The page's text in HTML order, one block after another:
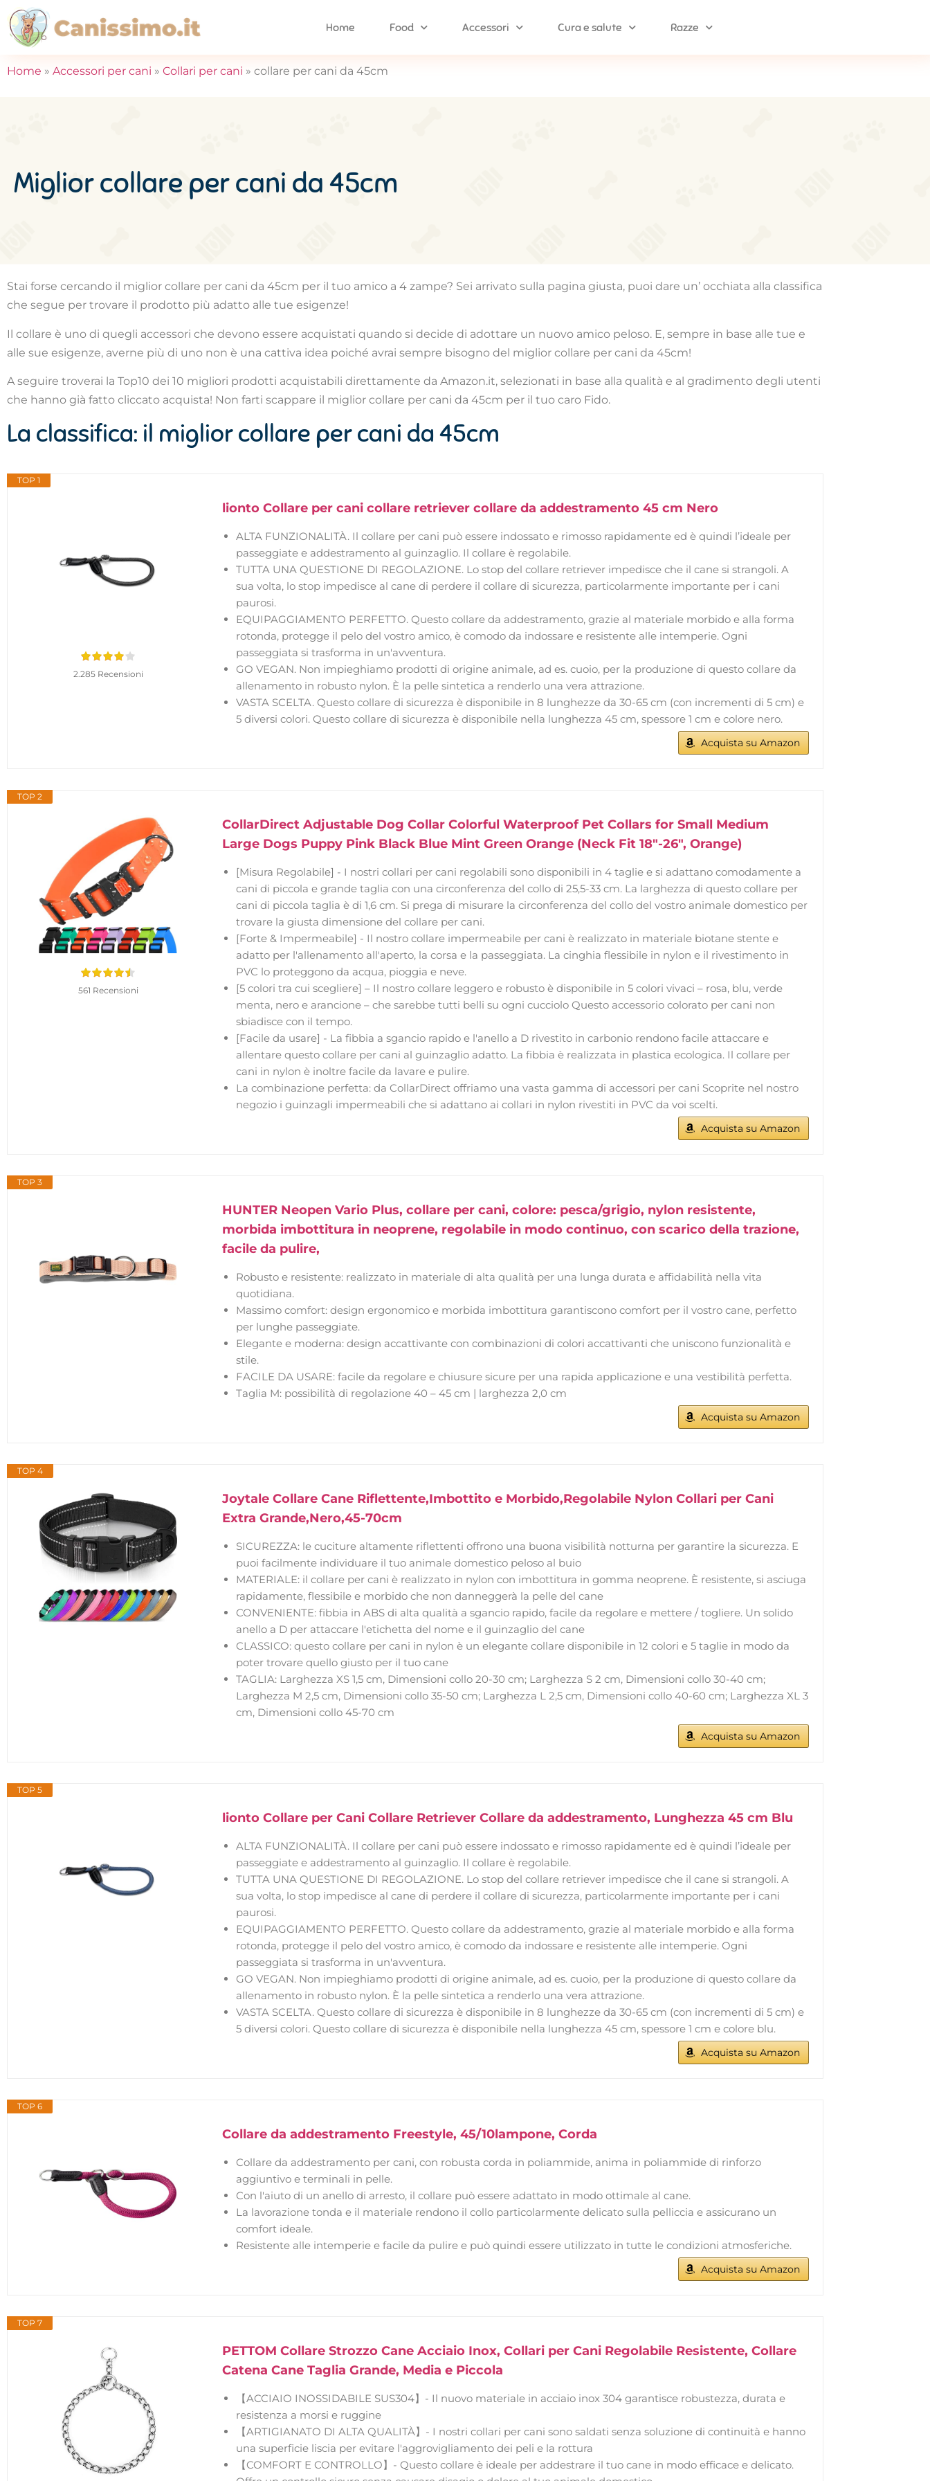
Home Food Accessori Cura e salute Razze
Home » Accessori per cani » Collari per cani » collare per cani da 45cm
Miglior collare per cani da 45cm
Stai forse cercando il miglior collare per cani da 45cm per il tuo amico a 4 zampe? Sei arrivato sulla pagina giusta, puoi dare un’ occhiata alla classifica
che segue per trovare il prodotto più adatto alle tue esigenze!
Il collare è uno di quegli accessori che devono essere acquistati quando si decide di adottare un nuovo amico peloso. E, sempre in base alle tue e
alle sue esigenze, averne più di uno non è una cattiva idea poiché avrai sempre bisogno del miglior collare per cani da 45cm!
A seguire troverai la Top10 dei 10 migliori prodotti acquistabili direttamente da Amazon.it, selezionati in base alla qualità e al gradimento degli utenti
che hanno già fatto cliccato acquista! Non farti scappare il miglior collare per cani da 45cm per il tuo caro Fido.
La classifica: il miglior collare per cani da 45cm
TOP 1
2.285 Recensioni
lionto Collare per cani collare retriever collare da addestramento 45 cm Nero
ALTA FUNZIONALITÀ. Il collare per cani può essere indossato e rimosso rapidamente ed è quindi l’ideale per
passeggiate e addestramento al guinzaglio. Il collare è regolabile.
TUTTA UNA QUESTIONE DI REGOLAZIONE. Lo stop del collare retriever impedisce che il cane si strangoli. A
sua volta, lo stop impedisce al cane di perdere il collare di sicurezza, particolarmente importante per i cani
paurosi.
EQUIPAGGIAMENTO PERFETTO. Questo collare da addestramento, grazie al materiale morbido e alla forma
rotonda, protegge il pelo del vostro amico, è comodo da indossare e resistente alle intemperie. Ogni
passeggiata si trasforma in un'avventura.
GO VEGAN. Non impieghiamo prodotti di origine animale, ad es. cuoio, per la produzione di questo collare da
allenamento in robusto nylon. È la pelle sintetica a renderlo una vera attrazione.
VASTA SCELTA. Questo collare di sicurezza è disponibile in 8 lunghezze da 30-65 cm (con incrementi di 5 cm) e
5 diversi colori. Questo collare di sicurezza è disponibile nella lunghezza 45 cm, spessore 1 cm e colore nero.
Acquista su Amazon
TOP 2
561 Recensioni
CollarDirect Adjustable Dog Collar Colorful Waterproof Pet Collars for Small Medium
Large Dogs Puppy Pink Black Blue Mint Green Orange (Neck Fit 18"-26", Orange)
[Misura Regolabile] - I nostri collari per cani regolabili sono disponibili in 4 taglie e si adattano comodamente a
cani di piccola e grande taglia con una circonferenza del collo di 25,5-33 cm. La larghezza di questo collare per
cani di piccola taglia è di 1,6 cm. Si prega di misurare la circonferenza del collo del vostro animale domestico per
trovare la giusta dimensione del collare per cani.
[Forte & Impermeabile] - Il nostro collare impermeabile per cani è realizzato in materiale biotane stente e
adatto per l'allenamento all'aperto, la corsa e la passeggiata. La cinghia flessibile in nylon e il rivestimento in
PVC lo proteggono da acqua, pioggia e neve.
[5 colori tra cui scegliere] – Il nostro collare leggero e robusto è disponibile in 5 colori vivaci – rosa, blu, verde
menta, nero e arancione – che sarebbe tutti belli su ogni cucciolo Questo accessorio colorato per cani non
sbiadisce con il tempo.
[Facile da usare] - La fibbia a sgancio rapido e l'anello a D rivestito in carbonio rendono facile attaccare e
allentare questo collare per cani al guinzaglio adatto. La fibbia è realizzata in plastica ecologica. Il collare per
cani in nylon è inoltre facile da lavare e pulire.
La combinazione perfetta: da CollarDirect offriamo una vasta gamma di accessori per cani Scoprite nel nostro
negozio i guinzagli impermeabili che si adattano ai collari in nylon rivestiti in PVC da voi scelti.
Acquista su Amazon
TOP 3
HUNTER Neopen Vario Plus, collare per cani, colore: pesca/grigio, nylon resistente,
morbida imbottitura in neoprene, regolabile in modo continuo, con scarico della trazione,
facile da pulire,
Robusto e resistente: realizzato in materiale di alta qualità per una lunga durata e affidabilità nella vita
quotidiana.
Massimo comfort: design ergonomico e morbida imbottitura garantiscono comfort per il vostro cane, perfetto
per lunghe passeggiate.
Elegante e moderna: design accattivante con combinazioni di colori accattivanti che uniscono funzionalità e
stile.
FACILE DA USARE: facile da regolare e chiusure sicure per una rapida applicazione e una vestibilità perfetta.
Taglia M: possibilità di regolazione 40 – 45 cm | larghezza 2,0 cm
Acquista su Amazon
TOP 4
Joytale Collare Cane Riflettente,Imbottito e Morbido,Regolabile Nylon Collari per Cani
Extra Grande,Nero,45-70cm
SICUREZZA: le cuciture altamente riflettenti offrono una buona visibilità notturna per garantire la sicurezza. E
puoi facilmente individuare il tuo animale domestico peloso al buio
MATERIALE: il collare per cani è realizzato in nylon con imbottitura in gomma neoprene. È resistente, si asciuga
rapidamente, flessibile e morbido che non danneggerà la pelle del cane
CONVENIENTE: fibbia in ABS di alta qualità a sgancio rapido, facile da regolare e mettere / togliere. Un solido
anello a D per attaccare l'etichetta del nome e il guinzaglio del cane
CLASSICO: questo collare per cani in nylon è un elegante collare disponibile in 12 colori e 5 taglie in modo da
poter trovare quello giusto per il tuo cane
TAGLIA: Larghezza XS 1,5 cm, Dimensioni collo 20-30 cm; Larghezza S 2 cm, Dimensioni collo 30-40 cm;
Larghezza M 2,5 cm, Dimensioni collo 35-50 cm; Larghezza L 2,5 cm, Dimensioni collo 40-60 cm; Larghezza XL 3
cm, Dimensioni collo 45-70 cm
Acquista su Amazon
TOP 5
lionto Collare per Cani Collare Retriever Collare da addestramento, Lunghezza 45 cm Blu
ALTA FUNZIONALITÀ. Il collare per cani può essere indossato e rimosso rapidamente ed è quindi l’ideale per
passeggiate e addestramento al guinzaglio. Il collare è regolabile.
TUTTA UNA QUESTIONE DI REGOLAZIONE. Lo stop del collare retriever impedisce che il cane si strangoli. A
sua volta, lo stop impedisce al cane di perdere il collare di sicurezza, particolarmente importante per i cani
paurosi.
EQUIPAGGIAMENTO PERFETTO. Questo collare da addestramento, grazie al materiale morbido e alla forma
rotonda, protegge il pelo del vostro amico, è comodo da indossare e resistente alle intemperie. Ogni
passeggiata si trasforma in un'avventura.
GO VEGAN. Non impieghiamo prodotti di origine animale, ad es. cuoio, per la produzione di questo collare da
allenamento in robusto nylon. È la pelle sintetica a renderlo una vera attrazione.
VASTA SCELTA. Questo collare di sicurezza è disponibile in 8 lunghezze da 30-65 cm (con incrementi di 5 cm) e
5 diversi colori. Questo collare di sicurezza è disponibile nella lunghezza 45 cm, spessore 1 cm e colore blu.
Acquista su Amazon
TOP 6
Collare da addestramento Freestyle, 45/10lampone, Corda
Collare da addestramento per cani, con robusta corda in poliammide, anima in poliammide di rinforzo
aggiuntivo e terminali in pelle.
Con l'aiuto di un anello di arresto, il collare può essere adattato in modo ottimale al cane.
La lavorazione tonda e il materiale rendono il collo particolarmente delicato sulla pelliccia e assicurano un
comfort ideale.
Resistente alle intemperie e facile da pulire e può quindi essere utilizzato in tutte le condizioni atmosferiche.
Acquista su Amazon
TOP 7
PETTOM Collare Strozzo Cane Acciaio Inox, Collari per Cani Regolabile Resistente, Collare
Catena Cane Taglia Grande, Media e Piccola
【ACCIAIO INOSSIDABILE SUS304】- Il nuovo materiale in acciaio inox 304 garantisce robustezza, durata e
resistenza a morsi e ruggine
【ARTIGIANATO DI ALTA QUALITÀ】- I nostri collari per cani sono saldati senza soluzione di continuità e hanno
una superficie liscia per evitare l'aggrovigliamento dei peli e la rottura
【COMFORT E CONTROLLO】- Questo collare è ideale per addestrare il tuo cane in modo efficace e delicato.